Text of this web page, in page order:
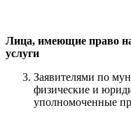
Лица, имеющие право
услуги
Заявителями по
физические и
уполномоченные